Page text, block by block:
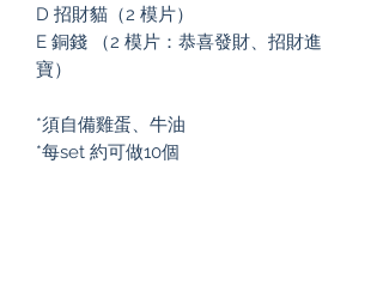
D 招財貓（2 模片）
E 銅錢 （2 模片：恭喜發財、招財進
寶）
*須自備雞蛋、牛油
*每set 約可做10個